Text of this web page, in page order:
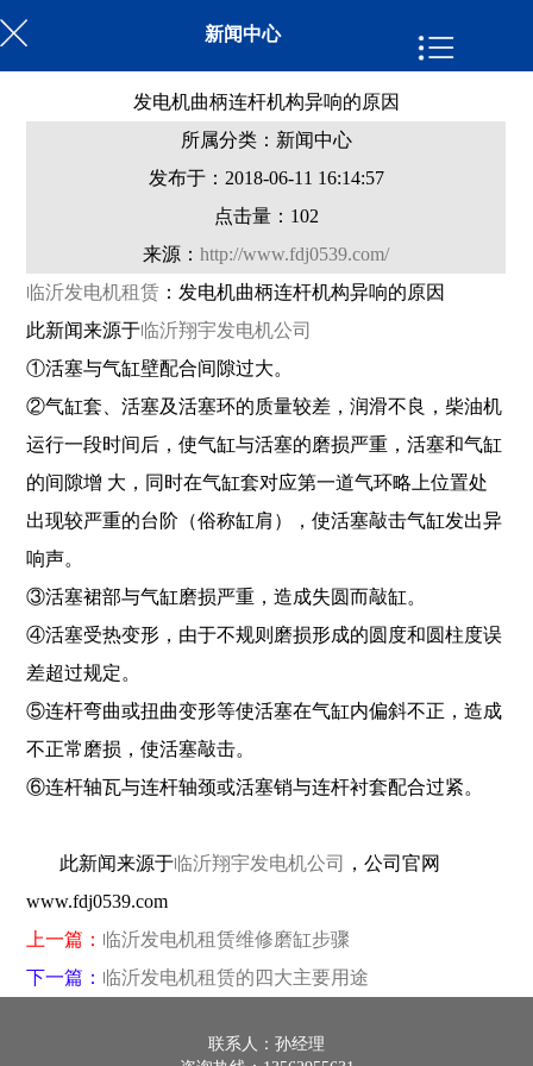
新闻中心
发电机曲柄连杆机构异响的原因
所属分类：新闻中心
发布于：2018-06-11 16:14:57
点击量： 102
来源：http://www.fdj0539.com/
临沂发电机租赁 ：发电机曲柄连杆机构异响的原因
此新闻来源于临沂翔宇发电机公司
①活塞与气缸壁配合间隙过大。
②气缸套、活塞及活塞环的质量较差，润滑不良，柴油机
运行一段时间后，使气缸与活塞的磨损严重，活塞和气缸
的间隙增 大，同时在气缸套对应第一道气环略上位置处
出现较严重的台阶（俗称缸肩），使活塞敲击气缸发出异
响声。
③活塞裙部与气缸磨损严重，造成失圆而敲缸。
④活塞受热变形，由于不规则磨损形成的圆度和圆柱度误
差超过规定。
⑤连杆弯曲或扭曲变形等使活塞在气缸内偏斜不正，造成
不正常磨损，使活塞敲击。
⑥连杆轴瓦与连杆轴颈或活塞销与连杆衬套配合过紧。
此新闻来源于临沂翔宇发电机公司
，公司官网
www.fdj0539.com
上一篇： 临沂发电机租赁维修磨缸步骤
下一篇： 临沂发电机租赁​的四大主要用途
联系人：孙经理